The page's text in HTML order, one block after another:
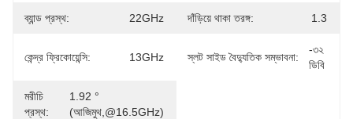
ব্যান্ড প্রস্থ: 22GHz দাঁড়িয়ে থাকা তরঙ্গ: 1.3
কেন্দ্র ফ্রিকোয়েন্সি: 13GHz স্লট সাইড বৈদ্যুতিক সম্ভাবনা:
-৩২
ডিবি
মরীচি
প্রস্থ:
1.92 °
(আজিমুথ,@16.5GHz)